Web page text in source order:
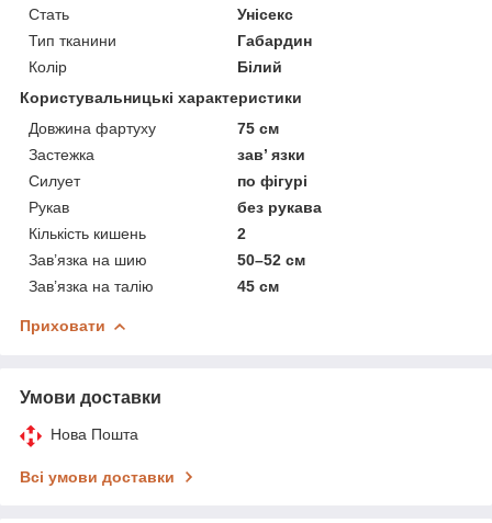
Стать
Унісекс
Тип тканини
Габардин
Колір
Білий
Користувальницькі характеристики
Довжина фартуху
75 см
Застежка
зав’ язки
Силует
по фігурі
Рукав
без рукава
Кількість кишень
2
Зав’язка на шию
50–52 см
Зав’язка на талію
45 см
Приховати
Умови доставки
Нова Пошта
Всі умови доставки